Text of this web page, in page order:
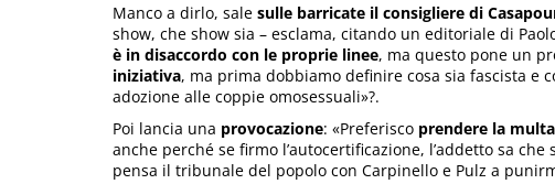
Manco a dirlo, sale sulle barricate il consigliere di
show, che show sia – esclama, citando un editoriale di
è in disaccordo con le proprie linee, ma questo pone un
iniziativa, ma prima dobbiamo definire cosa sia fascista e
adozione alle coppie omosessuali»?.
Poi lancia una provocazione: «Preferisco prendere la
anche perché se firmo l’autocertificazione, l’addetto sa che
pensa il tribunale del popolo con Carpinello e Pulz a